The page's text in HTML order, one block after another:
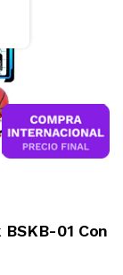
01 Con